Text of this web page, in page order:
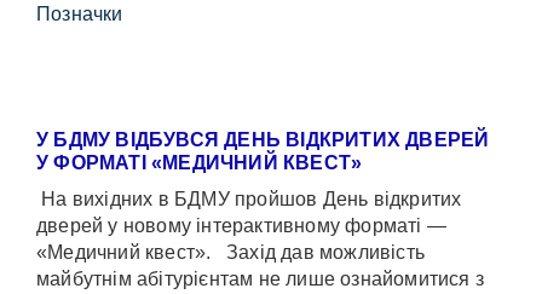
Позначки
У БДМУ ВІДБУВСЯ ДЕНЬ ВІДКРИТИХ ДВЕРЕЙ
У ФОРМАТІ «МЕДИЧНИЙ КВЕСТ»
На вихідних в БДМУ пройшов День відкритих
дверей у новому інтерактивному форматі —
«Медичний квест». Захід дав можливість
майбутнім абітурієнтам не лише ознайомитися з